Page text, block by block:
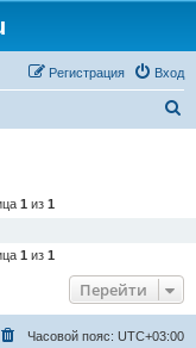
Вход
Регистрация
1 из 1
1 из 1
Перейти
Часовой пояс: UTC+03:00